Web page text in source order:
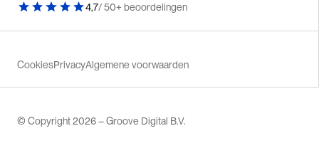
4,7/ 50+ beoordelingen
CookiesPrivacyAlgemene voorwaarden
© Copyright 2026 – Groove Digital B.V.